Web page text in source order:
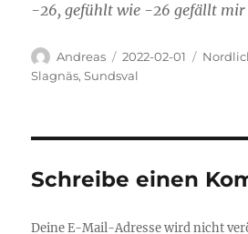
-26, gefühlt wie -26 gefällt mir
Autor
Andreas
Veröffentlicht
am
2022-02-01
Slagnäs,Sundsval
Schreibe einen
Deine E-Mail-Adresse wird nicht